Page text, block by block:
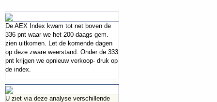
De AEX Index kwam tot net boven de
336 pnt waar we het 200-daags gem.
zien uitkomen. Let de komende dagen
op deze zware weerstand. Onder de 333
pnt krijgen we opnieuw verkoop- druk op
de index.
U ziet via deze analyse verschillende